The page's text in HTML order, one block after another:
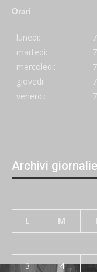
Orari
lunedi:
martedi:
mercoledi:
giovedi:
venerdi:
Archivi
L M
3
4